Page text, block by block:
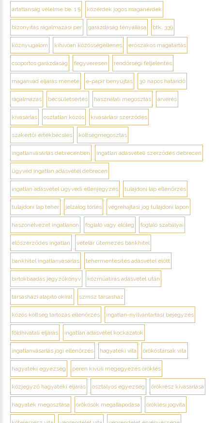
ártatlanság vélelme be. 1 § közérdek jogos magánérdek
bizonyítás rágalmazási per garázdaság tényállása btk. 339
köznyugalom kihívóan közösségellenes erőszakos magatartás
csoportos garázdaság fegyveresen rendőrségi feljelentés
magánvád eljárás menete e-papír benyújtás 30 napos határidő
rágalmazás becsületsértés használati megosztás árverés
kivásárlás osztatlan közös kivásárlási szerződés
szakértői értékbecslés költségmegosztás
ingatlanvásárlás debrecenben ingatlan adásvételi szerződés debrecen
ügyvéd ingatlan adásvétel debrecen
ingatlan adásvétel ügyvédi ellenjegyzés tulajdoni lap ellenőrzés
tulajdoni lap teher jelzálog törlés végrehajtási jog tulajdoni lapon
haszonélvezet ingatlanon foglaló vagy előleg foglaló szabályai
előszerződés ingatlan vételár ütemezés bankhitel
bankhitel ingatlanvásárlás tehermentesítés adásvétel előtt
birtokbaadás jegyzőkönyv közműátírás adásvétel után
társasházi alapító okirat szmsz társasház
közös költség tartozás ellenőrzés ingatlan-nyilvántartási bejegyzés
földhivatali eljárás ingatlan adásvétel kockázatok
ingatlanvásárlás jogi ellenőrzés hagyatéki vita örököstársak vita
hagyatéki egyezség peren kívüli megegyezés öröklés
közjegyző hagyatéki eljárás osztályos egyezség örökrész kivásárlása
hagyaték megosztása örökösök megállapodása öröklési jogvita